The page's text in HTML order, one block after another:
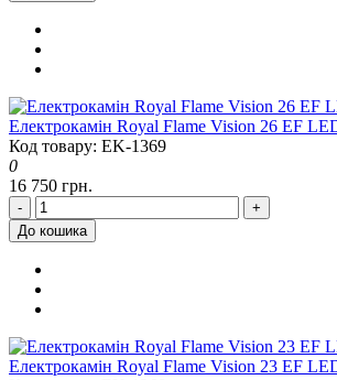
Електрокамін Royal Flame Vision 26 EF
Код товару: EK-1369
0
16 750 грн.
-
+
До кошика
Електрокамін Royal Flame Vision 23 EF